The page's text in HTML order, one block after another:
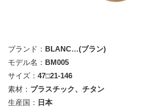
ブランド： BLANC…(ブラン)
モデル名： BM005
サイズ： 47□21-146
素材： プラスチック、チタン
生産国： 日本